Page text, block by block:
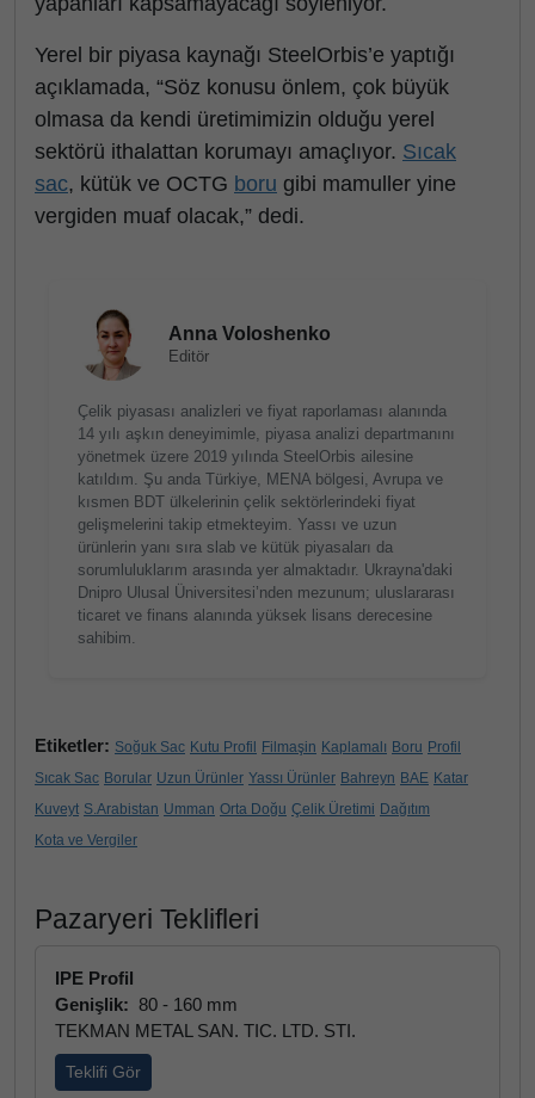
Yerel bir piyasa kaynağı SteelOrbis’e yaptığı
açıklamada, “Söz konusu önlem, çok büyük
olmasa da kendi üretimimizin olduğu yerel
sektörü ithalattan korumayı amaçlıyor. Sıcak
sac, kütük ve OCTG boru gibi mamuller yine
vergiden muaf olacak,” dedi.
Anna Voloshenko
Editör
Çelik piyasası analizleri ve fiyat raporlaması alanında
14 yılı aşkın deneyimimle, piyasa analizi departmanını
yönetmek üzere 2019 yılında SteelOrbis ailesine
katıldım. Şu anda Türkiye, MENA bölgesi, Avrupa ve
kısmen BDT ülkelerinin çelik sektörlerindeki fiyat
gelişmelerini takip etmekteyim. Yassı ve uzun
ürünlerin yanı sıra slab ve kütük piyasaları da
sorumluluklarım arasında yer almaktadır. Ukrayna'daki
Dnipro Ulusal Üniversitesi’nden mezunum; uluslararası
ticaret ve finans alanında yüksek lisans derecesine
sahibim.
Etiketler: Soğuk Sac Kutu Profil Filmaşin Kaplamalı Boru Profil
Sıcak Sac Borular Uzun Ürünler Yassı Ürünler Bahreyn BAE Katar
Kuveyt S.Arabistan Umman Orta Doğu Çelik Üretimi Dağıtım
Kota ve Vergiler
Pazaryeri Teklifleri
IPE Profil
Genişlik: 80 - 160 mm
TEKMAN METAL SAN. TIC. LTD. STI.
Teklifi Gör